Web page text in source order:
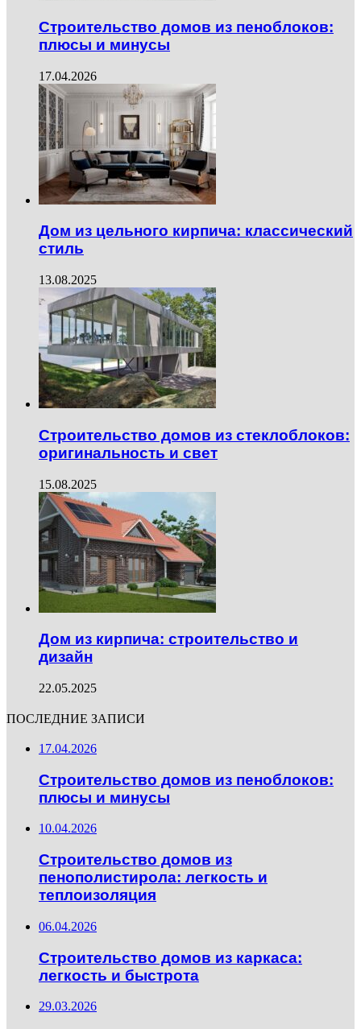
Строительство домов из пеноблоков:
плюсы и минусы
17.04.2026
Дом из цельного кирпича: классический
стиль
13.08.2025
Строительство домов из стеклоблоков:
оригинальность и свет
15.08.2025
Дом из кирпича: строительство и
дизайн
22.05.2025
ПОСЛЕДНИЕ ЗАПИСИ
17.04.2026
Строительство домов из пеноблоков:
плюсы и минусы
10.04.2026
Строительство домов из
пенополистирола: легкость и
теплоизоляция
06.04.2026
Строительство домов из каркаса:
легкость и быстрота
29.03.2026